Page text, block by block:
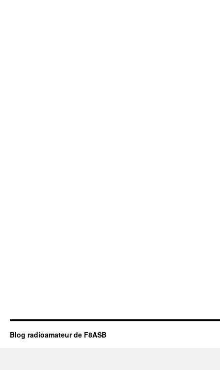
Blog radioamateur de F8ASB